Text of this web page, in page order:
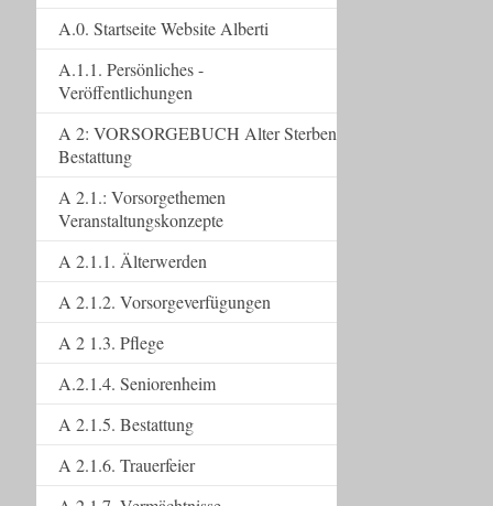
A.0. Startseite Website Alberti
A.1.1. Persönliches -
Veröffentlichungen
A 2: VORSORGEBUCH Alter Sterben
Bestattung
A 2.1.: Vorsorgethemen
Veranstaltungskonzepte
A 2.1.1. Älterwerden
A 2.1.2. Vorsorgeverfügungen
A 2 1.3. Pflege
A.2.1.4. Seniorenheim
A 2.1.5. Bestattung
A 2.1.6. Trauerfeier